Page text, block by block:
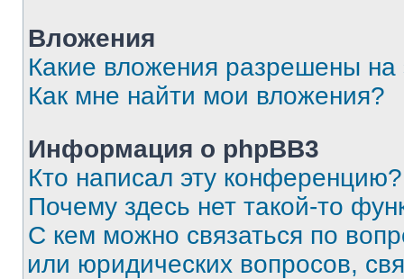
Вложения
Какие вложения разрешены
Как мне найти мои вложения?
Информация о phpBB3
Кто написал эту конференцию?
Почему здесь нет такой-то
С кем можно связаться по
или юридических вопросов,